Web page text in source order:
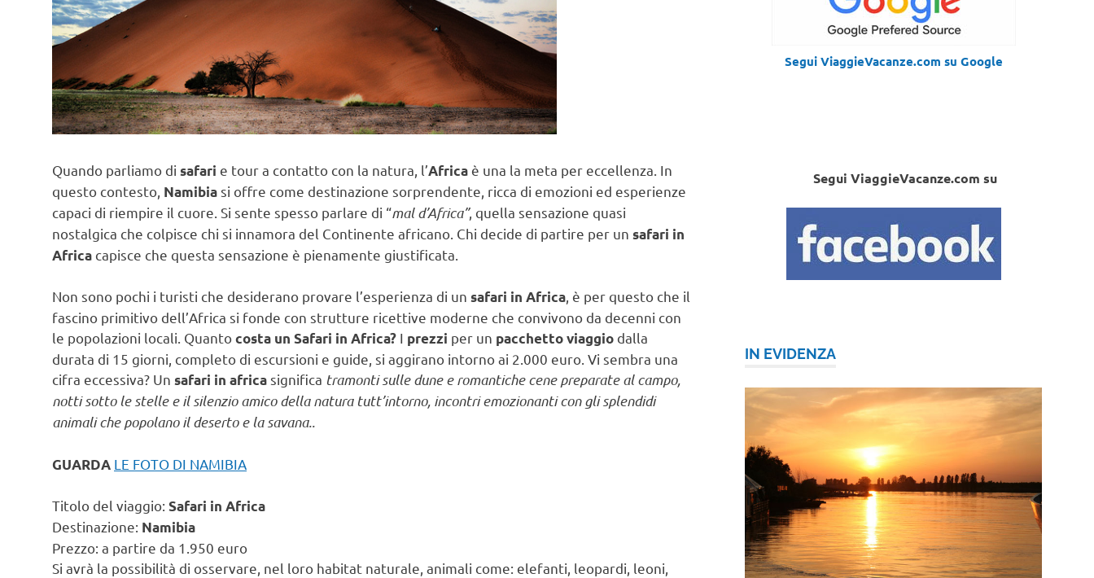
Quando parliamo di safari e tour a contatto con la natura, l’Africa è una la meta per eccellenza. In
questo contesto, Namibia si offre come destinazione sorprendente, ricca di emozioni ed esperienze
capaci di riempire il cuore. Si sente spesso parlare di “mal d’Africa”, quella sensazione quasi
nostalgica che colpisce chi si innamora del Continente africano. Chi decide di partire per un safari in
Africa capisce che questa sensazione è pienamente giustificata.
Non sono pochi i turisti che desiderano provare l’esperienza di un safari in Africa, è per questo che il
fascino primitivo dell’Africa si fonde con strutture ricettive moderne che convivono da decenni con
le popolazioni locali. Quantocosta un Safari in Africa? I prezzi per un pacchetto viaggio dalla
durata di 15 giorni, completo di escursioni e guide, si aggirano intorno ai 2.000 euro. Vi sembra una
cifra eccessiva? Un safari in africa significa tramonti sulle dune e romantiche cene preparate al campo,
notti sotto le stelle e il silenzio amico della natura tutt’intorno, incontri emozionanti con gli splendidi
animali che popolano il deserto e la savana..
GUARDA LE FOTO DI NAMIBIA
Titolo del viaggio: Safari in Africa
Destinazione: Namibia
Prezzo: a partire da 1.950 euro
Si avrà la possibilità di osservare, nel loro habitat naturale, animali come: elefanti, leopardi, leoni,
Segui ViaggieVacanze.com su Google
Segui ViaggieVacanze.com su
IN EVIDENZA